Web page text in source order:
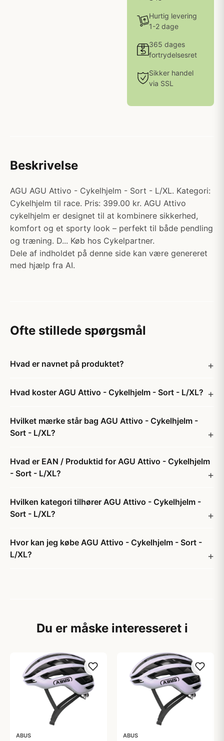
Hurtig levering
1-2 dage
365 dages
fortrydelsesret
Sikker handel
via SSL
Beskrivelse
AGU AGU Attivo - Cykelhjelm - Sort - L/XL. Kategori:
Cykelhjelm til race. Pris: 399.00 kr. AGU Attivo
cykelhjelm er designet til at kombinere sikkerhed,
komfort og et sporty look – perfekt til både pendling
og træning. D... Køb hos Cykelpartner.
Dele af indholdet på denne side kan være genereret
med hjælp fra AI.
Ofte stillede spørgsmål
Hvad er navnet på produktet?
Hvad koster AGU Attivo - Cykelhjelm - Sort - L/XL?
Hvilket mærke står bag AGU Attivo - Cykelhjelm -
Sort - L/XL?
Hvad er EAN / Produktid for AGU Attivo - Cykelhjelm
- Sort - L/XL?
Hvilken kategori tilhører AGU Attivo - Cykelhjelm -
Sort - L/XL?
Hvor kan jeg købe AGU Attivo - Cykelhjelm - Sort -
L/XL?
Du er måske interesseret i
ABUS ABUS